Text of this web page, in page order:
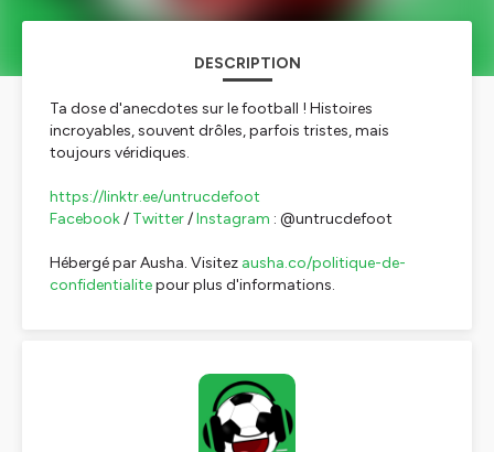
DESCRIPTION
Ta dose d'anecdotes sur le football ! Histoires
incroyables, souvent drôles, parfois tristes, mais
toujours véridiques.
https://linktr.ee/untrucdefoot
Facebook/ Twitter/Instagram : @untrucdefoot
Hébergé par Ausha. Visitez ausha.co/politique-de-
confidentialitepour plus d'informations.